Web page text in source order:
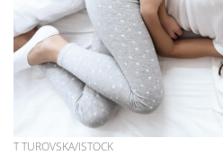
T TUROVSKA/ISTOCK